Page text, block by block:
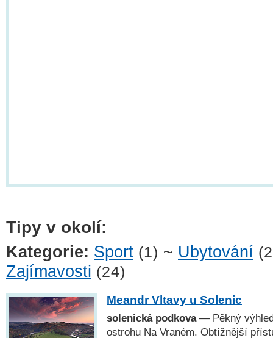
Tipy v okolí:
Kategorie: Sport (1) ~ Ubytování
Zajímavosti (24)
Meandr Vltavy u Solenic
solenická podkova— Pěkný výhled
ostrohu Na Vraném. Obtížnější